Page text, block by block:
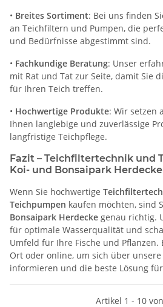
• Breites Sortiment: Bei uns finden
an Teichfiltern und Pumpen, die
und Bedürfnisse abgestimmt sind.
• Fachkundige Beratung: Unser
mit Rat und Tat zur Seite, damit Sie
für Ihren Teich treffen.
• Hochwertige Produkte: Wir setzen
Ihnen langlebige und zuverlässige
langfristige Teichpflege.
Fazit – Teichfiltertechnik und
Koi- und Bonsaipark Herdecke
Wenn Sie hochwertige
Teichpumpen kaufen möchten, sind
Bonsaipark Herdecke genau richtig.
für optimale Wasserqualität und
Umfeld für Ihre Fische und Pflanzen.
Ort oder online, um sich über unsere
informieren und die beste Lösung
Artikel 1 - 10